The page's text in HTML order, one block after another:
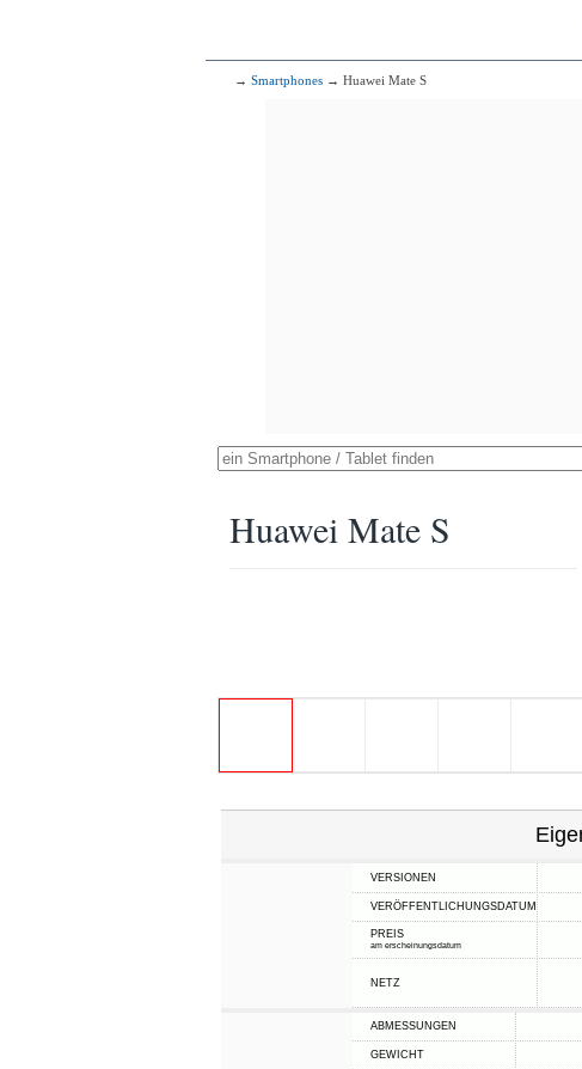
→ Smartphones → Huawei Mate S
Huawei Mate S
VERSIONEN
VERÖFFENTLICHUNGSDATUM
PREIS
am erscheinungsdatum
NETZ
ABMESSUNGEN
GEWICHT